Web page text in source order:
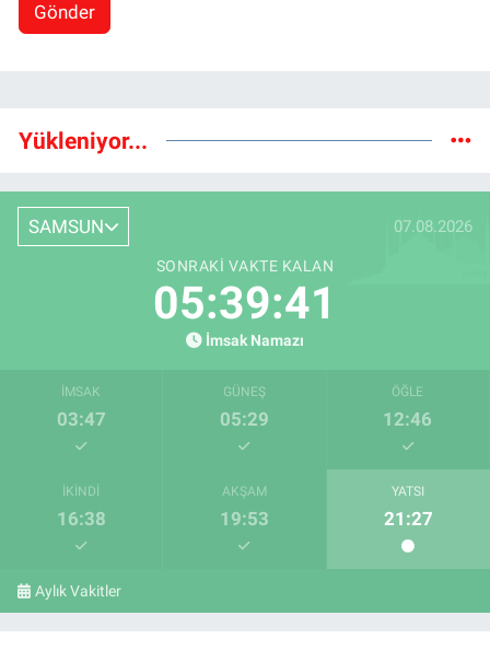
Gönder
Yükleniyor...
SAMSUN 07.08.2026
SONRAKI VAKTE KALAN
05:39:40
İmsak Namazı
İMSAK
03:47
GÜNEŞ
05:29
ÖĞLE
12:46
İKINDI
16:38
AKŞAM
19:53
YATSI
21:27
Aylık Vakitler